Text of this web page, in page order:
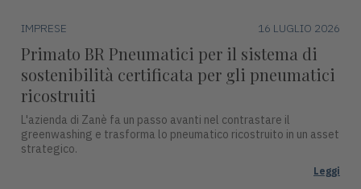
IMPRESE 16 LUGLIO 2026
Primato BR Pneumatici per il sistema di
sostenibilità certificata per gli pneumatici
ricostruiti
L'azienda di Zanè fa un passo avanti nel contrastare il
greenwashing e trasforma lo pneumatico ricostruito in un asset
strategico.
Leggi